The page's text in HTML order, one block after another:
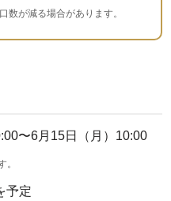
数が減る場合があります。
〜6月15日（月）10:00
。
予定